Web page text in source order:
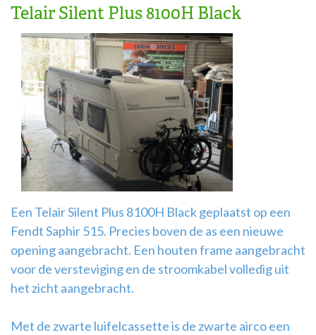
‘Teleco
Ultra
Comfort ‘
Airco
montage
Telair Silent Plus 8100H Black
Een Telair Silent Plus 8100H Black geplaatst op een
Fendt Saphir 515. Precies boven de as een nieuwe
opening aangebracht. Een houten frame aangebracht
voor de versteviging en de stroomkabel volledig uit
het zicht aangebracht.
Met de zwarte luifelcassette is de zwarte airco een